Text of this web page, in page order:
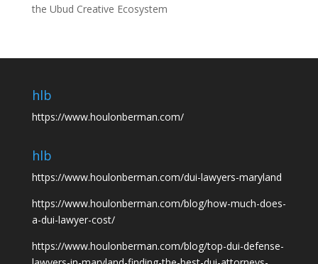
the Ubud Creative Ecosystem
hlb
https://www.houlonberman.com/
hlb
https://www.houlonberman.com/dui-lawyers-maryland
https://www.houlonberman.com/blog/how-much-does-
a-dui-lawyer-cost/
https://www.houlonberman.com/blog/top-dui-defense-